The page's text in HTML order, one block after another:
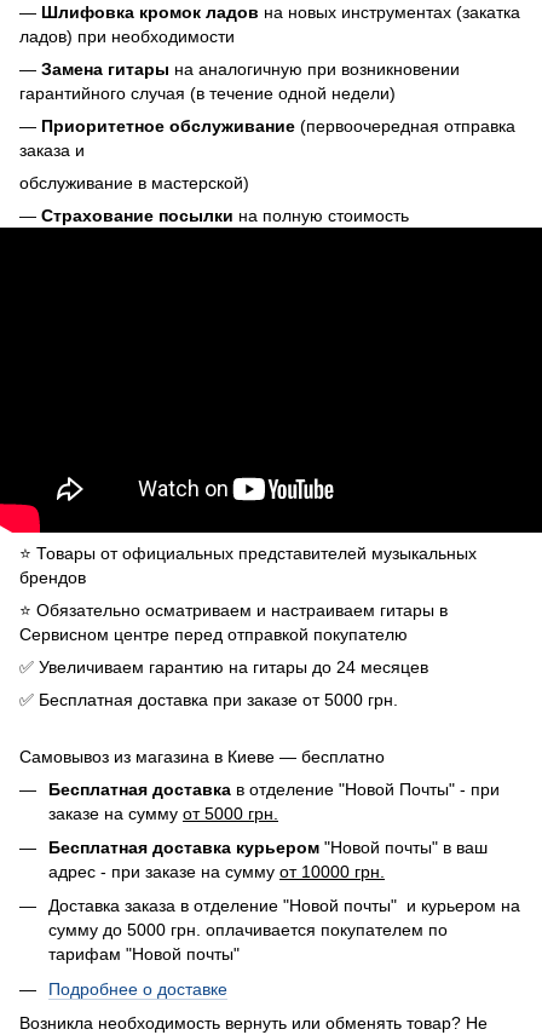
— Шлифовка кромок ладов на новых инструментах (закатка
ладов) при необходимости
— Замена гитары на аналогичную при возникновении
гарантийного случая (в течение одной недели)
— Приоритетное обслуживание (первоочередная отправка
заказа и
обслуживание в мастерской)
— Страхование посылки на полную стоимость
⭐️ Товары от официальных представителей музыкальных
брендов
⭐️ Обязательно осматриваем и настраиваем гитары в
Сервисном центре перед отправкой покупателю
✅ Увеличиваем гарантию на гитары до 24 месяцев
✅ Бесплатная доставка при заказе от 5000 грн.
Самовывоз из магазина в Киеве — бесплатно
Бесплатная доставка в отделение "Новой Почты" - при
заказе на сумму от 5000 грн.
Бесплатная доставка курьером "Новой почты" в ваш
адрес - при заказе на сумму от 10000 грн.
Доставка заказа в отделение "Новой почты" и курьером на
сумму до 5000 грн. оплачивается покупателем по
тарифам "Новой почты"
Подробнее о доставке
Возникла необходимость вернуть или обменять товар? Не